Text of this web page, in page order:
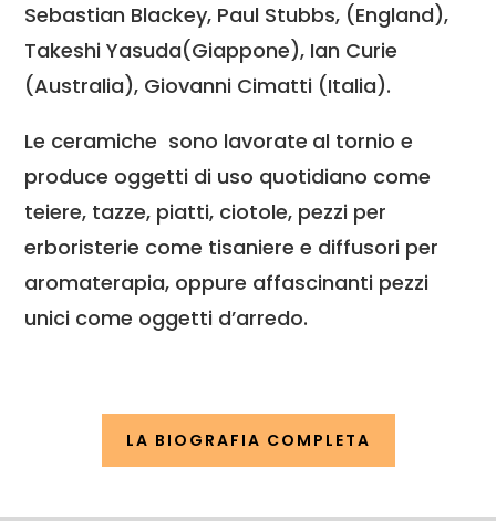
Sebastian Blackey, Paul Stubbs, (England),
Takeshi Yasuda(Giappone), Ian Curie
(Australia), Giovanni Cimatti (Italia).
Le ceramiche sono lavorate al tornio e
produce oggetti di uso quotidiano come
teiere, tazze, piatti, ciotole, pezzi per
erboristerie come tisaniere e diffusori per
aromaterapia, oppure affascinanti pezzi
unici come oggetti d’arredo.
LA BIOGRAFIA COMPLETA